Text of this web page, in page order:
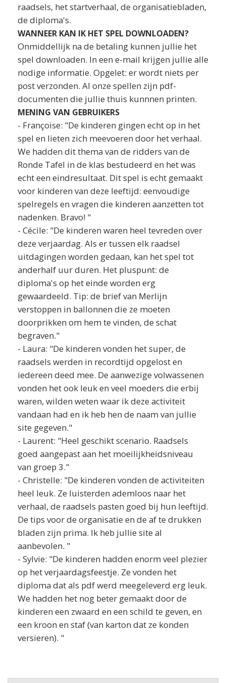
raadsels, het startverhaal, de organisatiebladen,
de diploma's.
WANNEER KAN IK HET SPEL DOWNLOADEN?
Onmiddellijk na de betaling kunnen jullie het
spel downloaden. In een e-mail krijgen jullie alle
nodige informatie. Opgelet: er wordt niets per
post verzonden. Al onze spellen zijn pdf-
documenten die jullie thuis kunnnen printen.
MENING VAN GEBRUIKERS
- Françoise: "De kinderen gingen echt op in het
spel en lieten zich meevoeren door het verhaal.
We hadden dit thema van de ridders van de
Ronde Tafel in de klas bestudeerd en het was
echt een eindresultaat. Dit spel is echt gemaakt
voor kinderen van deze leeftijd: eenvoudige
spelregels en vragen die kinderen aanzetten tot
nadenken. Bravo! "
- Cécile: "De kinderen waren heel tevreden over
deze verjaardag. Als er tussen elk raadsel
uitdagingen worden gedaan, kan het spel tot
anderhalf uur duren. Het pluspunt: de
diploma's op het einde worden erg
gewaardeeld. Tip: de brief van Merlijn
verstoppen in ballonnen die ze moeten
doorprikken om hem te vinden, de schat
begraven."
- Laura: "De kinderen vonden het super, de
raadsels werden in recordtijd opgelost en
iedereen deed mee. De aanwezige volwassenen
vonden het ook leuk en veel moeders die erbij
waren, wilden weten waar ik deze activiteit
vandaan had en ik heb hen de naam van jullie
site gegeven."
- Laurent: "Heel geschikt scenario. Raadsels
goed aangepast aan het moeilijkheidsniveau
van groep 3."
- Christelle: "De kinderen vonden de activiteiten
heel leuk. Ze luisterden ademloos naar het
verhaal, de raadsels pasten goed bij hun leeftijd.
De tips voor de organisatie en de af te drukken
bladen zijn prima. Ik heb jullie site al
aanbevolen. "
- Sylvie: "De kinderen hadden enorm veel plezier
op het verjaardagsfeestje. Ze vonden het
diploma dat als pdf werd meegeleverd erg leuk.
We hadden het nog beter gemaakt door de
kinderen een zwaard en een schild te geven, en
een kroon en staf (van karton dat ze konden
versieren). "